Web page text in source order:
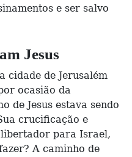
e ser salvo
Jesus
cidade de Jerusalém
ocasião da
de Jesus estava sendo
crucificação e
para Israel,
A caminho de